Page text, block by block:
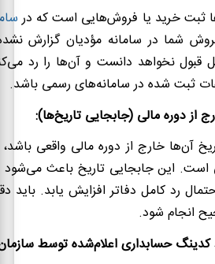
ثبت خرید یا فروش‌هایی است که در
شما در سامانه مؤدیان گزارش
قبول نخواهد دانست و آن‌ها را رد
ثبت شده در سامانه‌های رسمی باشد.
از دوره مالی (جابجایی تاریخ‌ها):
آن‌ها خارج از دوره مالی واقعی
است. این جابجایی تاریخ باعث می‌شود
رد کامل دفاتر افزایش یابد. باید
انجام شود.
کدینگ حسابداری اعلام‌شده توسط